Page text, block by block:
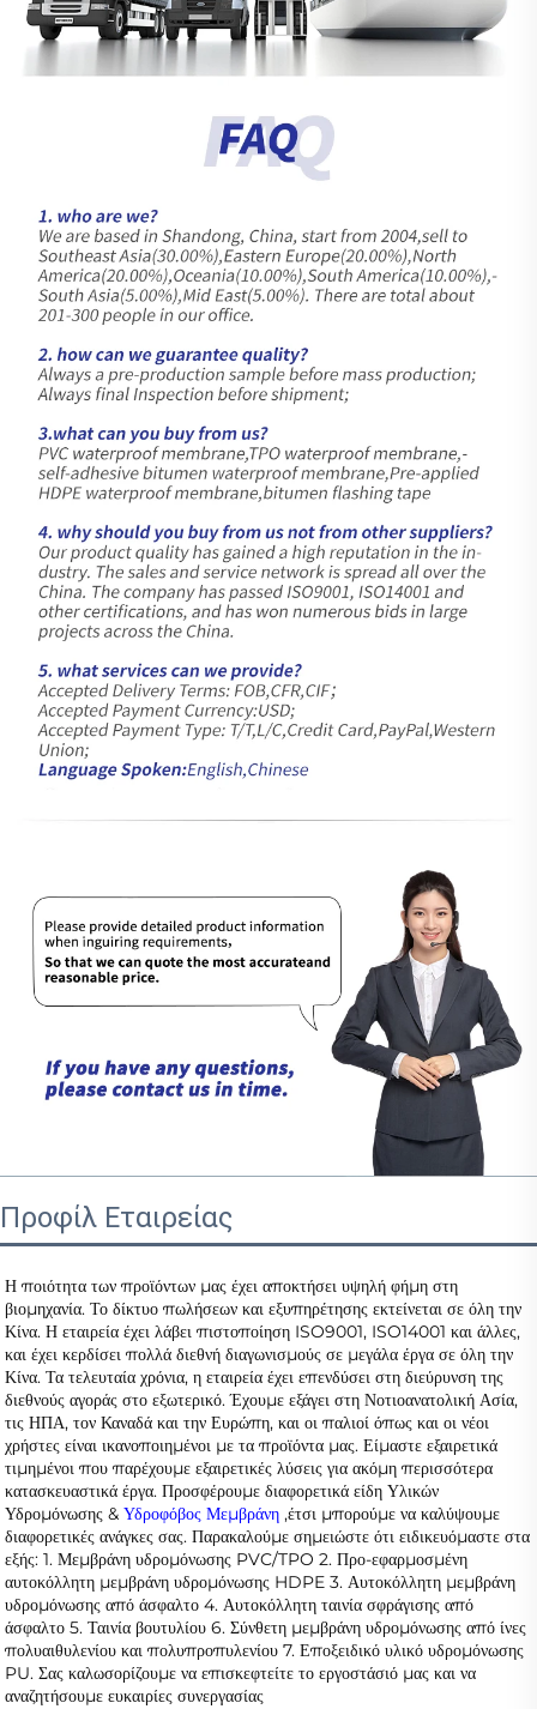
Προφίλ Εταιρείας
Η ποιότητα των προϊόντων μας έχει αποκτήσει υψηλή φήμη στη
βιομηχανία. Το δίκτυο πωλήσεων και εξυπηρέτησης εκτείνεται σε όλη την
Κίνα. Η εταιρεία έχει λάβει πιστοποίηση ISO9001, ISO14001 και άλλες,
και έχει κερδίσει πολλά διεθνή διαγωνισμούς σε μεγάλα έργα σε όλη την
Κίνα. Τα τελευταία χρόνια, η εταιρεία έχει επενδύσει στη διεύρυνση της
διεθνούς αγοράς στο εξωτερικό. Έχουμε εξάγει στη Νοτιοανατολική Ασία,
τις ΗΠΑ, τον Καναδά και την Ευρώπη, και οι παλιοί όπως και οι νέοι
χρήστες είναι ικανοποιημένοι με τα προϊόντα μας. Είμαστε εξαιρετικά
τιμημένοι που παρέχουμε εξαιρετικές λύσεις για ακόμη περισσότερα
κατασκευαστικά έργα. Προσφέρουμε διαφορετικά είδη Υλικών
Υδρομόνωσης & Υδροφόβος Μεμβράνη ,έτσι μπορούμε να καλύψουμε
διαφορετικές ανάγκες σας. Παρακαλούμε σημειώστε ότι ειδικευόμαστε στα
εξής: 1. Μεμβράνη υδρομόνωσης PVC/TPO 2. Προ-εφαρμοσμένη
αυτοκόλλητη μεμβράνη υδρομόνωσης HDPE 3. Αυτοκόλλητη μεμβράνη
υδρομόνωσης από άσφαλτο 4. Αυτοκόλλητη ταινία σφράγισης από
άσφαλτο 5. Ταινία βουτυλίου 6. Σύνθετη μεμβράνη υδρομόνωσης από ίνες
πολυαιθυλενίου και πολυπροπυλενίου 7. Εποξειδικό υλικό υδρομόνωσης
PU. Σας καλωσορίζουμε να επισκεφτείτε το εργοστάσιό μας και να
αναζητήσουμε ευκαιρίες συνεργασίας